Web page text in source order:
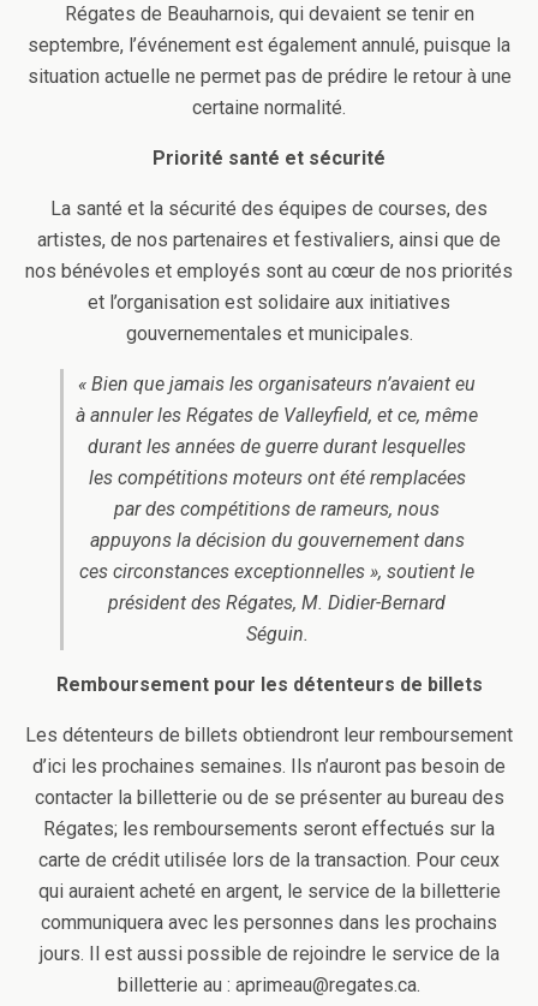
Régates de Beauharnois, qui devaient se tenir en
septembre, l’événement est également annulé, puisque la
situation actuelle ne permet pas de prédire le retour à une
certaine normalité.
Priorité santé et sécurité
La santé et la sécurité des équipes de courses, des
artistes, de nos partenaires et festivaliers, ainsi que de
nos bénévoles et employés sont au cœur de nos priorités
et l’organisation est solidaire aux initiatives
gouvernementales et municipales.
« Bien que jamais les organisateurs n’avaient eu
à annuler les Régates de Valleyfield, et ce, même
durant les années de guerre durant lesquelles
les compétitions moteurs ont été remplacées
par des compétitions de rameurs, nous
appuyons la décision du gouvernement dans
ces circonstances exceptionnelles », soutient le
président des Régates, M. Didier-Bernard
Séguin.
Remboursement pour les détenteurs de billets
Les détenteurs de billets obtiendront leur remboursement
d’ici les prochaines semaines. Ils n’auront pas besoin de
contacter la billetterie ou de se présenter au bureau des
Régates; les remboursements seront effectués sur la
carte de crédit utilisée lors de la transaction. Pour ceux
qui auraient acheté en argent, le service de la billetterie
communiquera avec les personnes dans les prochains
jours. Il est aussi possible de rejoindre le service de la
billetterie au : aprimeau@regates.ca.